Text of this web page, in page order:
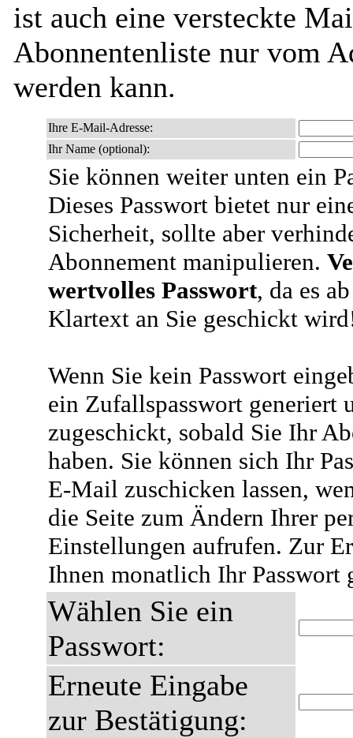
ist auch eine versteckte
Abonnentenliste nur vom
werden kann.
Ihre E-Mail-Adresse:
Ihr Name (optional):
Sie können weiter unten ein
Dieses Passwort bietet nur
Sicherheit, sollte aber
Abonnement manipulieren.
wertvolles Passwort, da es
Klartext an Sie geschickt
Wenn Sie kein Passwort
ein Zufallspasswort generiert
zugeschickt, sobald Sie Ihr
haben. Sie können sich Ihr
E-Mail zuschicken lassen,
die Seite zum Ändern Ihrer
Einstellungen aufrufen. Zur
Ihnen monatlich Ihr Passwort
Wählen Sie ein
Passwort:
Erneute Eingabe
zur Bestätigung: